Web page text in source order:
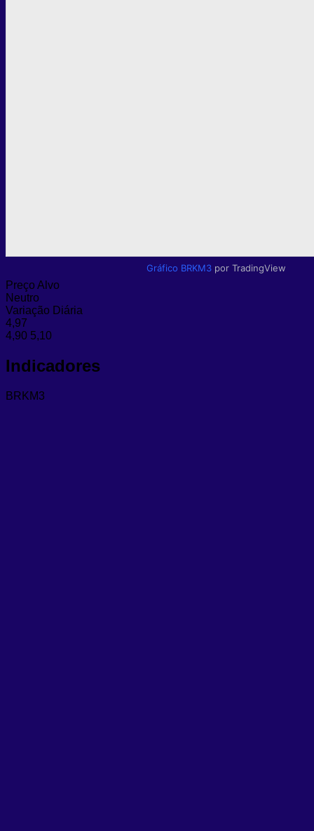
Gráfico BRKM3 por TradingView
Preço Alvo
Neutro
Variação Diária
4,97
4,90 5,10
Indicadores
BRKM3